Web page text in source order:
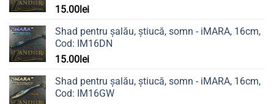
15.00lei
Shad pentru șalău, știucă, somn - iMARA, 16cm,
Cod: IM16DN
15.00lei
Shad pentru șalău, știucă, somn - iMARA, 16cm,
Cod: IM16GW